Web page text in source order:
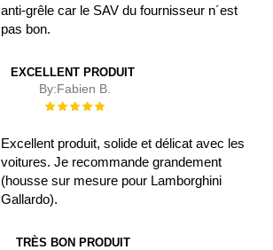
anti-grêle car le SAV du fournisseur n´est
pas bon.
EXCELLENT PRODUIT
By:Fabien B.
Évaluation :
Excellent produit, solide et délicat avec les
voitures. Je recommande grandement
(housse sur mesure pour Lamborghini
Gallardo).
TRÈS BON PRODUIT